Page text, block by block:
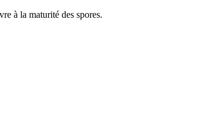
à la maturité des spores.